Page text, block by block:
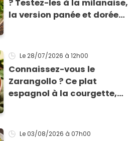
? Testez-les à la milanaise,
la version panée et dorée
Le 28/07/2026 à 12h00
Connaissez-vous le
Zarangollo ? Ce plat
espagnol à la courgette,
Le 03/08/2026 à 07h00